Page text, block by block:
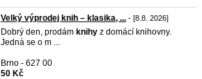
Velký výprodej knih – klasika, ... - [8.8. 2026]
Dobrý den, prodám knihy z domácí knihovny.
Jedná se o m ...
Brno - 627 00
50 Kč